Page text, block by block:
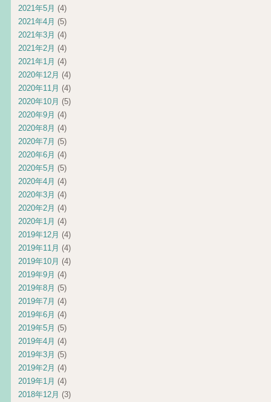
2021年5月 (4)
2021年4月 (5)
2021年3月 (4)
2021年2月 (4)
2021年1月 (4)
2020年12月 (4)
2020年11月 (4)
2020年10月 (5)
2020年9月 (4)
2020年8月 (4)
2020年7月 (5)
2020年6月 (4)
2020年5月 (5)
2020年4月 (4)
2020年3月 (4)
2020年2月 (4)
2020年1月 (4)
2019年12月 (4)
2019年11月 (4)
2019年10月 (4)
2019年9月 (4)
2019年8月 (5)
2019年7月 (4)
2019年6月 (4)
2019年5月 (5)
2019年4月 (4)
2019年3月 (5)
2019年2月 (4)
2019年1月 (4)
2018年12月 (3)